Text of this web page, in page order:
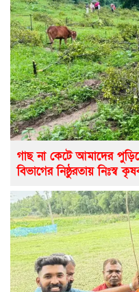
গাছ না কেটে আমাদের
বিভাগের নিষ্ঠুরতায় নিঃস্ব